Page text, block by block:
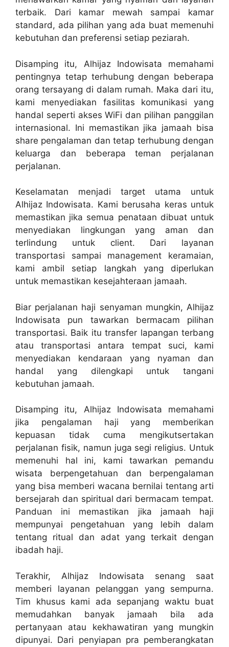
terbaik. Dari kamar mewah sampai kamar
standard, ada pilihan yang ada buat memenuhi
kebutuhan dan preferensi setiap peziarah.
Disamping itu, Alhijaz Indowisata memahami
pentingnya tetap terhubung dengan beberapa
orang tersayang di dalam rumah. Maka dari itu,
kami menyediakan fasilitas komunikasi yang
handal seperti akses WiFi dan pilihan panggilan
internasional. Ini memastikan jika jamaah bisa
share pengalaman dan tetap terhubung dengan
keluarga dan beberapa teman perjalanan
perjalanan.
Keselamatan menjadi target utama untuk
Alhijaz Indowisata. Kami berusaha keras untuk
memastikan jika semua penataan dibuat untuk
menyediakan lingkungan yang aman dan
terlindung untuk client. Dari layanan
transportasi sampai management keramaian,
kami ambil setiap langkah yang diperlukan
untuk memastikan kesejahteraan jamaah.
Biar perjalanan haji senyaman mungkin, Alhijaz
Indowisata pun tawarkan bermacam pilihan
transportasi. Baik itu transfer lapangan terbang
atau transportasi antara tempat suci, kami
menyediakan kendaraan yang nyaman dan
handal yang dilengkapi untuk tangani
kebutuhan jamaah.
Disamping itu, Alhijaz Indowisata memahami
jika pengalaman haji yang memberikan
kepuasan tidak cuma mengikutsertakan
perjalanan fisik, namun juga segi religius. Untuk
memenuhi hal ini, kami tawarkan pemandu
wisata berpengetahuan dan berpengalaman
yang bisa memberi wacana bernilai tentang arti
bersejarah dan spiritual dari bermacam tempat.
Panduan ini memastikan jika jamaah haji
mempunyai pengetahuan yang lebih dalam
tentang ritual dan adat yang terkait dengan
ibadah haji.
Terakhir, Alhijaz Indowisata senang saat
memberi layanan pelanggan yang sempurna.
Tim khusus kami ada sepanjang waktu buat
memudahkan banyak jamaah bila ada
pertanyaan atau kekhawatiran yang mungkin
dipunyai. Dari penyiapan pra pemberangkatan